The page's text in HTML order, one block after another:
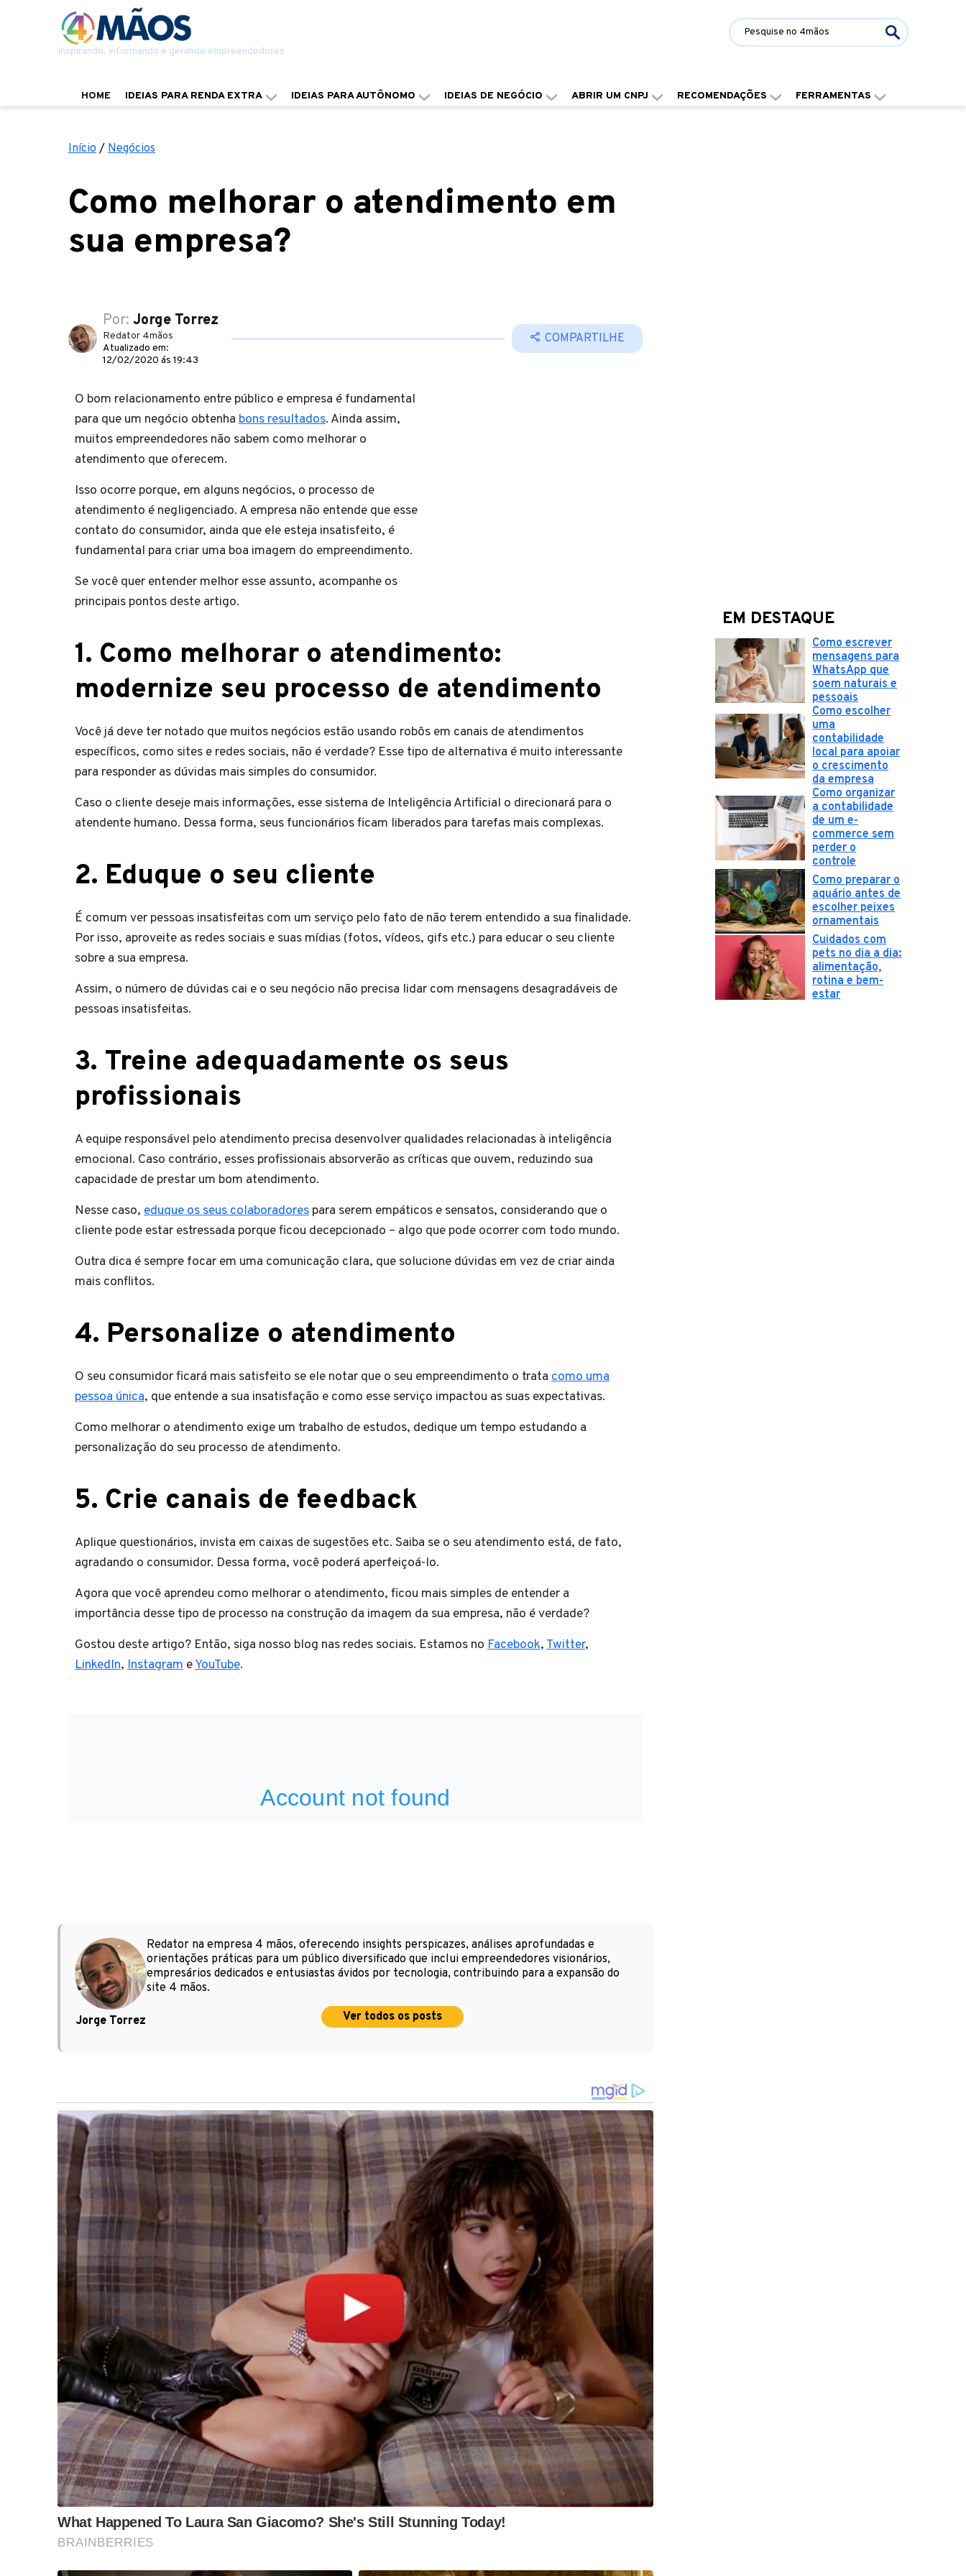
Inspirando, informando e gerando empreendedores
HOME IDEIAS PARA RENDA EXTRA IDEIAS PARA AUTÔNOMO IDEIAS DE NEGÓCIO ABRIR UM CNPJ RECOMENDAÇÕES FERRAMENTAS
Início / Negócios
Como melhorar o atendimento em
sua empresa?
Por: Jorge Torrez
Redator 4mãos
Atualizado em:
12/02/2020 ás 19:43
COMPARTILHE
O bom relacionamento entre público e empresa é fundamental
para que um negócio obtenha bons resultados. Ainda assim,
muitos empreendedores não sabem como melhorar o
atendimento que oferecem.
Isso ocorre porque, em alguns negócios, o processo de
atendimento é negligenciado. A empresa não entende que esse
contato do consumidor, ainda que ele esteja insatisfeito, é
fundamental para criar uma boa imagem do empreendimento.
Se você quer entender melhor esse assunto, acompanhe os
principais pontos deste artigo.
1. Como melhorar o atendimento:
modernize seu processo de atendimento
Você já deve ter notado que muitos negócios estão usando robôs em canais de atendimentos
específicos, como sites e redes sociais, não é verdade? Esse tipo de alternativa é muito interessante
para responder as dúvidas mais simples do consumidor.
Caso o cliente deseje mais informações, esse sistema de Inteligência Artificial o direcionará para o
atendente humano. Dessa forma, seus funcionários ficam liberados para tarefas mais complexas.
2. Eduque o seu cliente
É comum ver pessoas insatisfeitas com um serviço pelo fato de não terem entendido a sua finalidade.
Por isso, aproveite as redes sociais e suas mídias (fotos, vídeos, gifs etc.) para educar o seu cliente
sobre a sua empresa.
Assim, o número de dúvidas cai e o seu negócio não precisa lidar com mensagens desagradáveis de
pessoas insatisfeitas.
3. Treine adequadamente os seus
profissionais
A equipe responsável pelo atendimento precisa desenvolver qualidades relacionadas à inteligência
emocional. Caso contrário, esses profissionais absorverão as críticas que ouvem, reduzindo sua
capacidade de prestar um bom atendimento.
Nesse caso, eduque os seus colaboradores para serem empáticos e sensatos, considerando que o
cliente pode estar estressada porque ficou decepcionado – algo que pode ocorrer com todo mundo.
Outra dica é sempre focar em uma comunicação clara, que solucione dúvidas em vez de criar ainda
mais conflitos.
4. Personalize o atendimento
O seu consumidor ficará mais satisfeito se ele notar que o seu empreendimento o trata como uma
pessoa única, que entende a sua insatisfação e como esse serviço impactou as suas expectativas.
Como melhorar o atendimento exige um trabalho de estudos, dedique um tempo estudando a
personalização do seu processo de atendimento.
5. Crie canais de feedback
Aplique questionários, invista em caixas de sugestões etc. Saiba se o seu atendimento está, de fato,
agradando o consumidor. Dessa forma, você poderá aperfeiçoá-lo.
Agora que você aprendeu como melhorar o atendimento, ficou mais simples de entender a
importância desse tipo de processo na construção da imagem da sua empresa, não é verdade?
Gostou deste artigo? Então, siga nosso blog nas redes sociais. Estamos no Facebook, Twitter,
LinkedIn, Instagram eYouTube.
EM DESTAQUE
Como escrever
mensagens para
WhatsApp que
soem naturais e
pessoais
Como escolher
uma
contabilidade
local para apoiar
o crescimento
da empresa
Como organizar
a contabilidade
de um e-
commerce sem
perder o
controle
Como preparar o
aquário antes de
escolher peixes
ornamentais
Cuidados com
pets no dia a dia:
alimentação,
rotina e bem-
estar
Jorge Torrez
Redator na empresa 4 mãos, oferecendo insights perspicazes, análises aprofundadas e
orientações práticas para um público diversificado que inclui empreendedores visionários,
empresários dedicados e entusiastas ávidos por tecnologia, contribuindo para a expansão do
site 4 mãos.
Ver todos os posts